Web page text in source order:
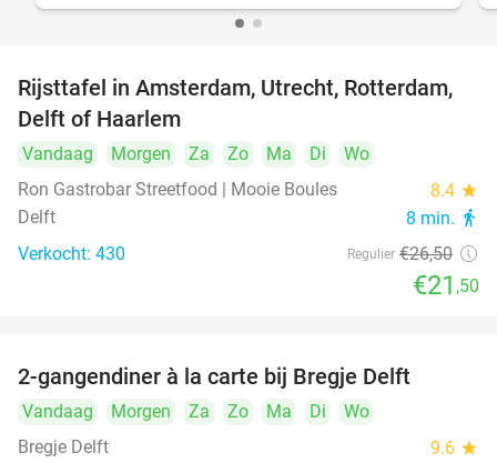
19%
Rijsttafel in Amsterdam, Utrecht, Rotterdam,
Delft of Haarlem
Vandaag Morgen Za Zo Ma Di
Wo
Ron Gastrobar Streetfood | Mooie Boules
8.4 star
Delft 8 min. directions_walk
Verkocht: 430 Regulier €26,50
€21 ,50
2-gangendiner à la carte bij Bregje Delft
Vandaag Morgen Za Zo Ma Di
Wo
Bregje Delft
9.6 star